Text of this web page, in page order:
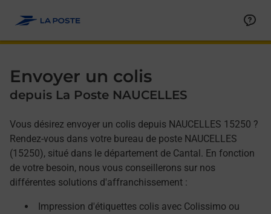
Envoyer un colis
depuis La Poste NAUCELLES
Vous désirez envoyer un colis depuis NAUCELLES 15250 ?
Rendez-vous dans votre bureau de poste NAUCELLES
(15250), situé dans le département de Cantal. En fonction
de votre besoin, nous vous conseillerons sur nos
différentes solutions d'affranchissement :
Impression d'étiquettes colis avec Colissimo ou